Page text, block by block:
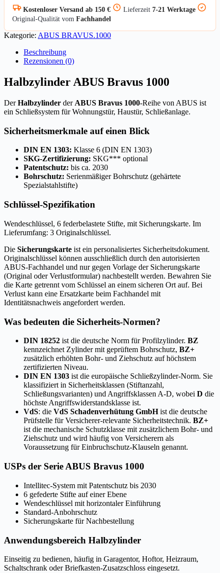
Kostenloser Versand ab 150 € Lieferzeit 7-21 Werktage
Original-Qualität vom Fachhandel
Kategorie: ABUS BRAVUS.1000
Beschreibung
Rezensionen (0)
Halbzylinder ABUS Bravus 1000
DerHalbzylinder der ABUS Bravus 1000-Reihe von ABUS ist
ein Schließsystem für Wohnungstür, Haustür, Schließanlage.
Sicherheitsmerkmale auf einen Blick
DIN EN 1303: Klasse 6 (DIN EN 1303)
SKG-Zertifizierung: SKG*** optional
Patentschutz: bis ca. 2030
Bohrschutz: Serienmäßiger Bohrschutz (gehärtete
Spezialstahlstifte)
Schlüssel-Spezifikation
Wendeschlüssel, 6 federbelastete Stifte, mit Sicherungskarte. Im
Lieferumfang: 3 Originalschlüssel.
Die Sicherungskarte ist ein personalisiertes Sicherheitsdokument.
Originalschlüssel können ausschließlich durch den autorisierten
ABUS-Fachhandel und nur gegen Vorlage der Sicherungskarte
(Original oder Verlustformular) nachbestellt werden. Bewahren Sie
die Karte getrennt vom Schlüssel an einem sicheren Ort auf. Bei
Verlust kann eine Ersatzkarte beim Fachhandel mit
Identitätsnachweis angefordert werden.
Was bedeuten die Sicherheits-Normen?
DIN 18252 ist die deutsche Norm für Profilzylinder. BZ
kennzeichnet Zylinder mit geprüftem Bohrschutz, BZ+
zusätzlich erhöhten Bohr- und Ziehschutz auf höchstem
zertifizierten Niveau.
DIN EN 1303 ist die europäische Schließzylinder-Norm. Sie
klassifiziert in Sicherheitsklassen (Stiftanzahl,
Schließungsvarianten) und Angriffsklassen A-D, wobei D die
höchste Angriffswiderstandsklasse ist.
VdS: die VdS Schadenverhütung GmbHist die deutsche
Prüfstelle für Versicherer-relevante Sicherheitstechnik. BZ+
ist die mechanische Schutzklasse mit zusätzlichem Bohr- und
Ziehschutz und wird häufig von Versicherern als
Voraussetzung für Einbruchschutz-Klauseln genannt.
USPs der Serie ABUS Bravus 1000
Intellitec-System mit Patentschutz bis 2030
6 gefederte Stifte auf einer Ebene
Wendeschlüssel mit horizontaler Einführung
Standard-Anbohrschutz
Sicherungskarte für Nachbestellung
Anwendungsbereich Halbzylinder
Einseitig zu bedienen, häufig in Garagentor, Hoftor, Heizraum,
Schaltschrank oder Briefkasten-Zusatzschloss eingesetzt.